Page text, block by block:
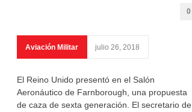
0
Aviación Militar julio 26, 2018
El Reino Unido presentó en el Salón
Aeronáutico de Farnborough, una propuesta
de caza de sexta generación. El secretario de